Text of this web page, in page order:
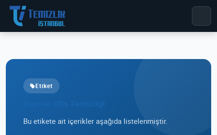
Etiket
Bu etikete ait içerikler aşağıda listelenmiştir.